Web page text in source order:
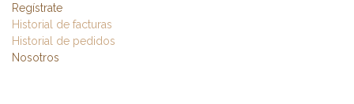
Regístrate
Historial de facturas
Historial de pedidos
Nosotros